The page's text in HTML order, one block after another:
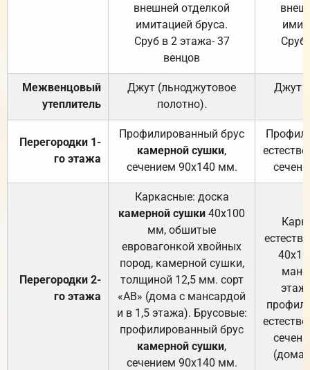
внешней отделкой
имитацией бруса.
Сруб в 2 этажа- 37
венцов
Сруб
Межвенцовый
утеплитель
Джут (льноджутовое
полотно).
Джут
Перегородки 1-
го этажа
Профилированный брус
камерной сушки,
сечением 90х140 мм.
Перегородки 2-
го этажа
Каркасные: доска
камерной сушки 40х100
мм, обшитые
евровагонкой хвойных
пород, камерной сушки,
толщиной 12,5 мм. сорт
«АВ» (дома с мансардой
и в 1,5 этажа). Брусовые:
профилированный брус
камерной сушки,
сечением 90х140 мм.
(дома